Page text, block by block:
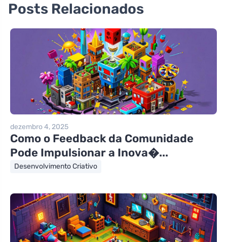
Posts Relacionados
dezembro 4, 2025
Como o Feedback da Comunidade
Pode Impulsionar a Inova�...
Desenvolvimento Criativo